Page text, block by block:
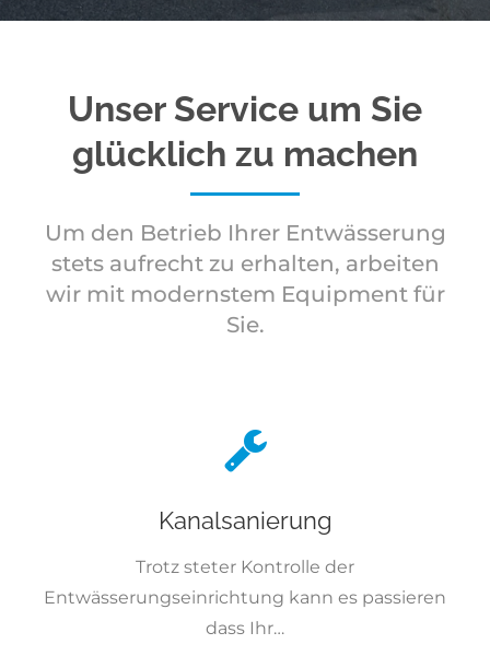
Unser Service um Sie
glücklich zu machen
Um den Betrieb Ihrer Entwässerung
stets aufrecht zu erhalten, arbeiten
wir mit modernstem Equipment für
Sie.
Kanalsanierung
Trotz steter Kontrolle der
Entwässerungseinrichtung kann es passieren
dass Ihr…